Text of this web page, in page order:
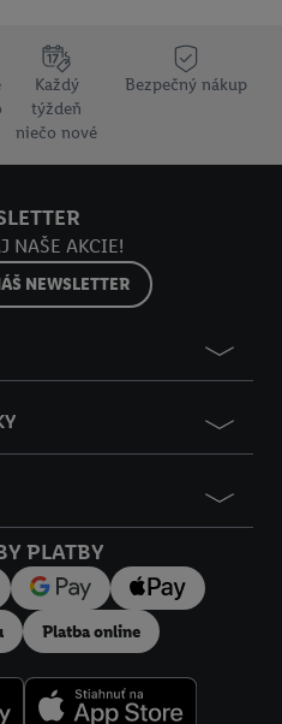
Každý
týždeň
niečo nové
Bezpečný nákup
NAŠE AKCIE!
NEWSLETTER
PLATBY
Platba online